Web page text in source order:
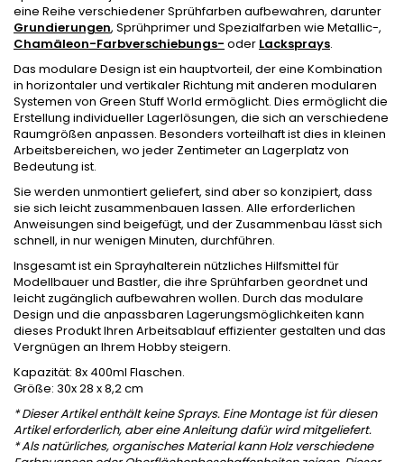
eine Reihe verschiedener Sprühfarben aufbewahren, darunter
Grundierungen, Sprühprimer und Spezialfarben wie Metallic-,
Chamäleon-Farbverschiebungs- oder Lacksprays.
Das modulare Design ist ein hauptvorteil, der eine Kombination
in horizontaler und vertikaler Richtung mit anderen modularen
Systemen von Green Stuff World ermöglicht. Dies ermöglicht die
Erstellung individueller Lagerlösungen, die sich an verschiedene
Raumgrößen anpassen. Besonders vorteilhaft ist dies in kleinen
Arbeitsbereichen, wo jeder Zentimeter an Lagerplatz von
Bedeutung ist.
Sie werden unmontiert geliefert, sind aber so konzipiert, dass
sie sich leicht zusammenbauen lassen. Alle erforderlichen
Anweisungen sind beigefügt, und der Zusammenbau lässt sich
schnell, in nur wenigen Minuten, durchführen.
Insgesamt ist ein Sprayhalterein nützliches Hilfsmittel für
Modellbauer und Bastler, die ihre Sprühfarben geordnet und
leicht zugänglich aufbewahren wollen. Durch das modulare
Design und die anpassbaren Lagerungsmöglichkeiten kann
dieses Produkt Ihren Arbeitsablauf effizienter gestalten und das
Vergnügen an Ihrem Hobby steigern.
Kapazität: 8x 400ml Flaschen.
Größe: 30x 28 x 8,2 cm
*Dieser Artikel enthält keine Sprays. Eine Montage ist für diesen
Artikel erforderlich, aber eine Anleitung dafür wird mitgeliefert.
* Als natürliches, organisches Material kann Holz verschiedene